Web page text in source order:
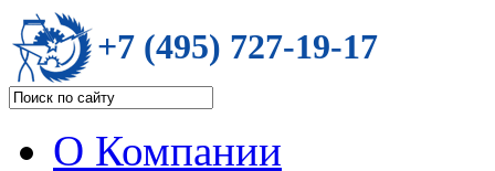
+7 (495) 727-19-17
О Компании